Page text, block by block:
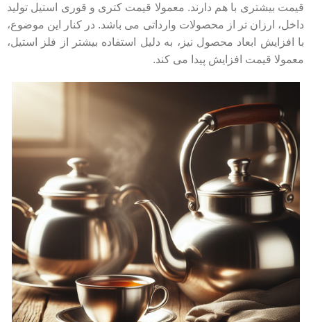
قیمت بیشتری با هم دارند. معمولا قیمت کتری و قوری استیل تولید
داخل، ارزان تر از محصولات وارداتی می باشد. در کنار این موضوع،
با افزایش ابعاد محصول نیز، به دلیل استفاده بیشتر از فلز استیل،
معمولا قیمت افزایش پیدا می کند.